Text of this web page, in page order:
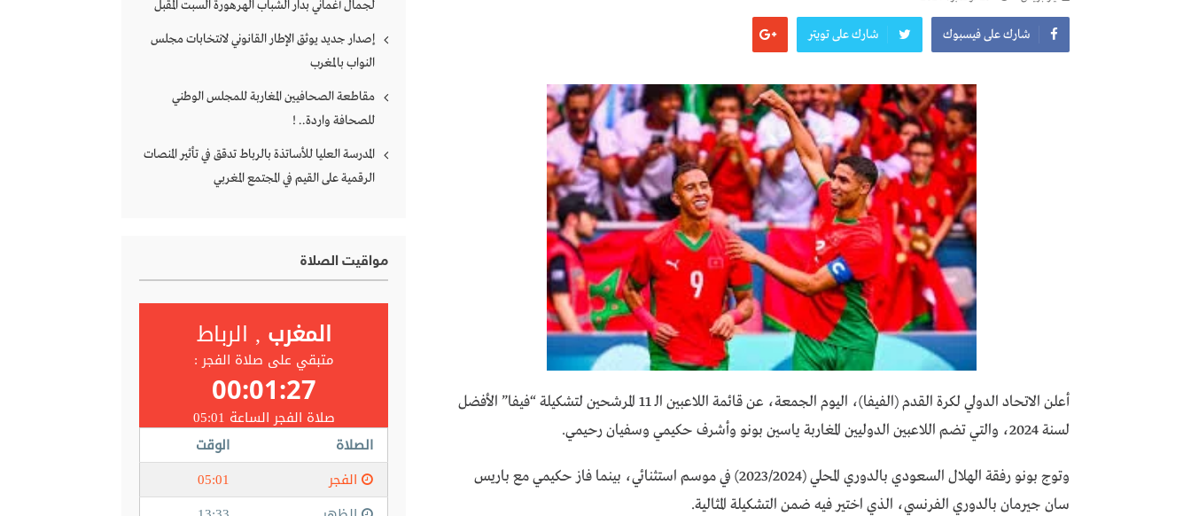
شارك على فيسبوك شارك على تويتر
أعلن الاتحاد الدولي لكرة القدم (الفيفا)، اليوم الجمعة، عن قائمة اللاعبين الـ 11 المرشحين لتشكيلة “فيفا” الأفضل
لسنة 2024، والتي تضم اللاعبين الدوليين المغاربة ياسين بونو وأشرف حكيمي وسفيان رحيمي.
وتوج بونو رفقة الهلال السعودي بالدوري المحلي (2023/2024) في موسم استثنائي، بينما فاز حكيمي مع باريس
سان جيرمان بالدوري الفرنسي، الذي اختير فيه ضمن التشكيلة المثالية.
لجمال أغماني بدار الشباب الهرهورة السبت المقبل
إصدار جديد يوثق الإطار القانوني لانتخابات مجلس
النواب بالمغرب
مقاطعة الصحافيين المغاربة للمجلس الوطني
للصحافة واردة.. !
المدرسة العليا للأساتذة بالرباط تدقق في تأثير المنصات
الرقمية على القيم في المجتمع المغربي
مواقيت الصلاة